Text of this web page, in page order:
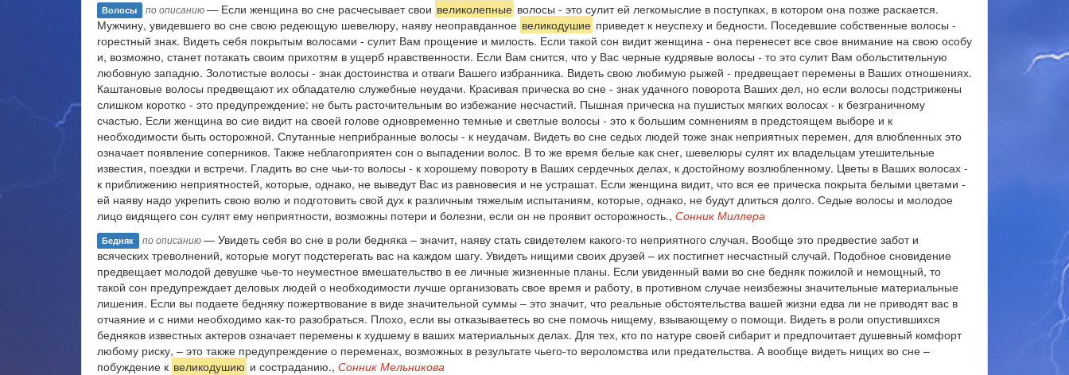
Волосы по описанию— Если женщина во сне расчесывает свои великолепные волосы - это сулит ей легкомыслие в поступках, в котором она позже раскается.
Мужчину, увидевшего во сне свою редеющую шевелюру, наяву неоправданное великодушие приведет к неуспеху и бедности. Поседевшие собственные волосы -
горестный знак. Видеть себя покрытым волосами - сулит Вам прощение и милость. Если такой сон видит женщина - она перенесет все свое внимание на свою особу
и, возможно, станет потакать своим прихотям в ущерб нравственности. Если Вам снится, что у Вас черные кудрявые волосы - то это сулит Вам обольстительную
любовную западню. Золотистые волосы - знак достоинства и отваги Вашего избранника. Видеть свою любимую рыжей - предвещает перемены в Ваших отношениях.
Каштановые волосы предвещают их обладателю служебные неудачи. Красивая прическа во сне - знак удачного поворота Ваших дел, но если волосы подстрижены
слишком коротко - это предупреждение: не быть расточительным во избежание несчастий. Пышная прическа на пушистых мягких волосах - к безграничному
счастью. Если женщина во сие видит на своей голове одновременно темные и светлые волосы - это к большим сомнениям в предстоящем выборе и к
необходимости быть осторожной. Спутанные неприбранные волосы - к неудачам. Видеть во сне седых людей тоже знак неприятных перемен, для влюбленных это
означает появление соперников. Также неблагоприятен сон о выпадении волос. В то же время белые как снег, шевелюры сулят их владельцам утешительные
известия, поездки и встречи. Гладить во сне чьи-то волосы - к хорошему повороту в Ваших сердечных делах, к достойному возлюбленному. Цветы в Ваших волосах -
к приближению неприятностей, которые, однако, не выведут Вас из равновесия и не устрашат. Если женщина видит, что вся ее прическа покрыта белыми цветами -
ей наяву надо укрепить свою волю и подготовить свой дух к различным тяжелым испытаниям, которые, однако, не будут длиться долго. Седые волосы и молодое
лицо видящего сон сулят ему неприятности, возможны потери и болезни, если он не проявит осторожность., Сонник Миллера
Бедняк по описанию— Увидеть себя во сне в роли бедняка – значит, наяву стать свидетелем какого-то неприятного случая. Вообще это предвестие забот и
всяческих треволнений, которые могут подстерегать вас на каждом шагу. Увидеть нищими своих друзей – их постигнет несчастный случай. Подобное сновидение
предвещает молодой девушке чье-то неуместное вмешательство в ее личные жизненные планы. Если увиденный вами во сне бедняк пожилой и немощный, то
такой сон предупреждает деловых людей о необходимости лучше организовать свое время и работу, в противном случае неизбежны значительные материальные
лишения. Если вы подаете бедняку пожертвование в виде значительной суммы – это значит, что реальные обстоятельства вашей жизни едва ли не приводят вас в
отчаяние и с ними необходимо как-то разобраться. Плохо, если вы отказываетесь во сне помочь нищему, взывающему о помощи. Видеть в роли опустившихся
бедняков известных актеров означает перемены к худшему в ваших материальных делах. Для тех, кто по натуре своей сибарит и предпочитает душевный комфорт
любому риску, – это также предупреждение о переменах, возможных в результате чьего-то вероломства или предательства. А вообще видеть нищих во сне –
побуждение к великодушию и состраданию., Сонник Мельникова